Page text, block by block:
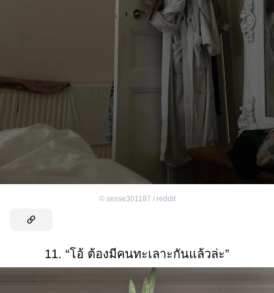
© sesse301187 / reddit
11. “โอ้ ต้องมีคนทะเลาะกันแล้วล่ะ”